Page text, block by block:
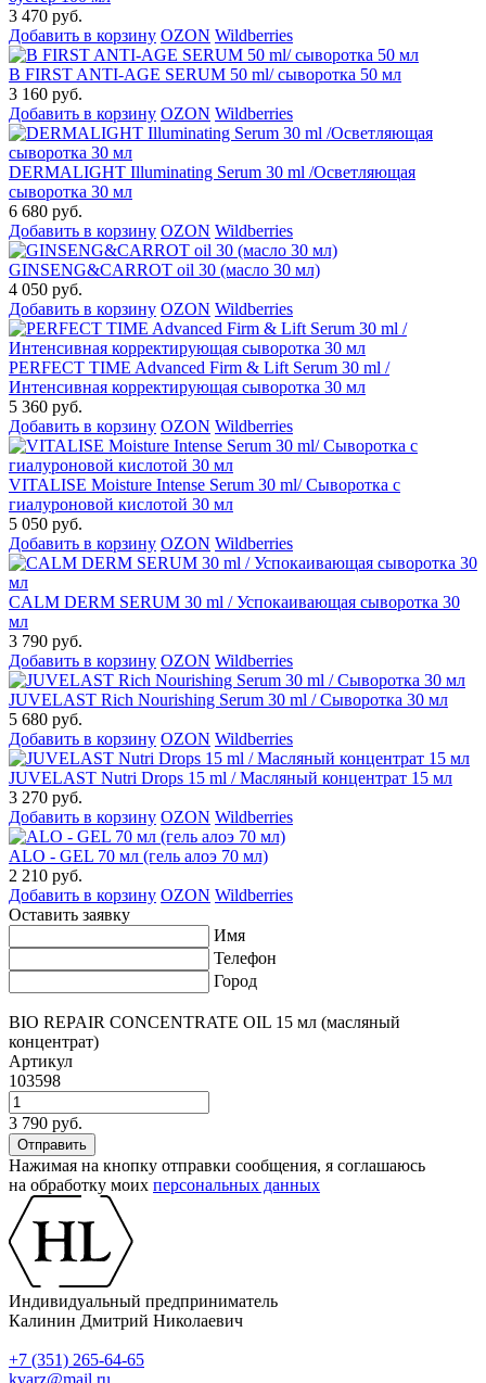
3 470 руб.
Добавить в корзину OZON Wildberries
B FIRST ANTI-AGE SERUM 50 ml/ сыворотка 50 мл
3 160 руб.
Добавить в корзину OZON Wildberries
DERMALIGHT Illuminating Serum 30 ml /Осветляющая
сыворотка 30 мл
6 680 руб.
Добавить в корзину OZON Wildberries
GINSENG&CARROT oil 30 (масло 30 мл)
4 050 руб.
Добавить в корзину OZON Wildberries
PERFECT TIME Advanced Firm & Lift Serum 30 ml /
Интенсивная корректирующая сыворотка 30 мл
5 360 руб.
Добавить в корзину OZON Wildberries
VITALISE Moisture Intense Serum 30 ml/ Сыворотка с
гиалуроновой кислотой 30 мл
5 050 руб.
Добавить в корзину OZON Wildberries
CALM DERM SERUM 30 ml / Успокаивающая сыворотка 30
мл
3 790 руб.
Добавить в корзину OZON Wildberries
JUVELAST Rich Nourishing Serum 30 ml / Сыворотка 30 мл
5 680 руб.
Добавить в корзину OZON Wildberries
JUVELAST Nutri Drops 15 ml / Масляный концентрат 15 мл
3 270 руб.
Добавить в корзину OZON Wildberries
ALO - GEL 70 мл (гель алоэ 70 мл)
2 210 руб.
Добавить в корзину OZON Wildberries
Оставить заявку
Имя
Телефон
Город
BIO REPAIR CONCENTRATE OIL 15 мл (масляный
концентрат)
Артикул
103598
3 790 руб.
Нажимая на кнопку отправки сообщения, я соглашаюсь
на обработку моих персональных данных
Индивидуальный предприниматель
Калинин Дмитрий Николаевич
+7 (351) 265-64-65